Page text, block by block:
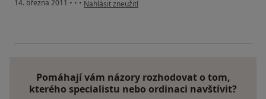
14. března 2011 • • • Nahlásit zneužití
Pomáhají vám názory rozhodovat o tom,
kterého specialistu nebo ordinaci navštívit?